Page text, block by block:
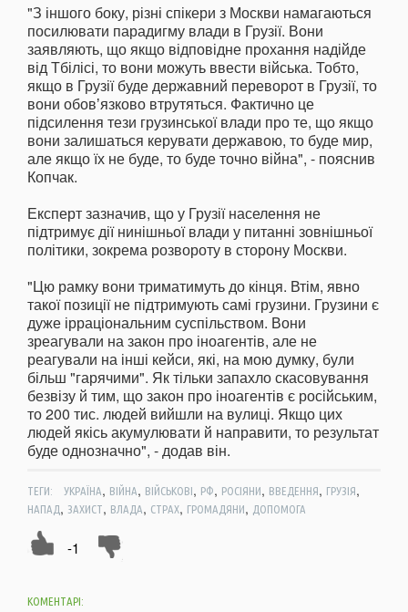
"З іншого боку, різні спікери з Москви намагаються
посилювати парадигму влади в Грузії. Вони
заявляють, що якщо відповідне прохання надійде
від Тбілісі, то вони можуть ввести війська. Тобто,
якщо в Грузії буде державний переворот в Грузії, то
вони обовʼязково втрутяться. Фактично це
підсилення тези грузинської влади про те, що якщо
вони залишаться керувати державою, то буде мир,
але якщо їх не буде, то буде точно війна", - пояснив
Копчак.
Експерт зазначив, що у Грузії населення не
підтримує дії нинішньої влади у питанні зовнішньої
політики, зокрема розвороту в сторону Москви.
"Цю рамку вони триматимуть до кінця. Втім, явно
такої позиції не підтримують самі грузини. Грузини є
дуже ірраціональним суспільством. Вони
зреагували на закон про іноагентів, але не
реагували на інші кейси, які, на мою думку, були
більш "гарячими". Як тільки запахло скасовування
безвізу й тим, що закон про іноагентів є російським,
то 200 тис. людей вийшли на вулиці. Якщо цих
людей якісь акумулювати й направити, то результат
буде однозначно", - додав він.
ТЕГИ: УКРАЇНА, ВІЙНА, ВІЙСЬКОВІ, РФ, РОСІЯНИ, ВВЕДЕННЯ, ГРУЗІЯ,
НАПАД, ЗАХИСТ, ВЛАДА, СТРАХ, ГРОМАДЯНИ, ДОПОМОГА
-1
КОМЕНТАРІ: